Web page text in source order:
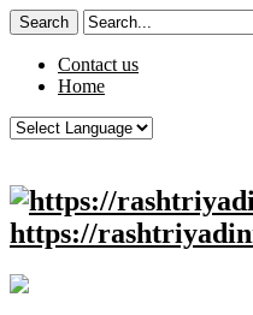
Contact us
Home
https://